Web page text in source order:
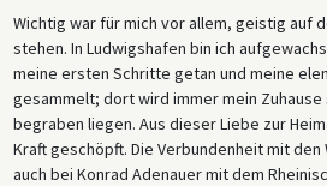
Wichtig war für mich vor allem, geistig auf
stehen. In Ludwigshafen bin ich
meine ersten Schritte getan und meine
gesammelt; dort wird immer mein
begraben liegen. Aus dieser Liebe zur
Kraft geschöpft. Die Verbundenheit mit
auch bei Konrad Adenauer mit dem